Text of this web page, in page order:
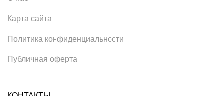
Карта сайта
Политика конфиденциальности
Публичная оферта